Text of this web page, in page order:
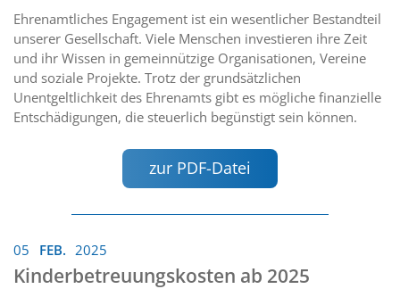
Ehrenamtliches Engagement ist ein wesentlicher Bestandteil
unserer Gesellschaft. Viele Menschen investieren ihre Zeit
und ihr Wissen in gemeinnützige Organisationen, Vereine
und soziale Projekte. Trotz der grundsätzlichen
Unentgeltlichkeit des Ehrenamts gibt es mögliche finanzielle
Entschädigungen, die steuerlich begünstigt sein können.
zur PDF-Datei
05 FEB. 2025
Kinderbetreuungskosten ab 2025